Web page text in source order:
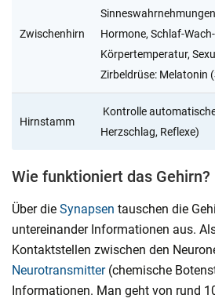
Zwischenhirn
Hormone, Schlaf-
Körpertemperatur,
Zirbeldrüse: Melatonin
Hirnstamm
Kontrolle
Herzschlag, Reflexe)
Wie funktioniert das Gehirn?
Über die Synapsen tauschen die
untereinander Informationen aus.
Kontaktstellen zwischen den
Neurotransmitter(chemische
Informationen. Man geht von rund